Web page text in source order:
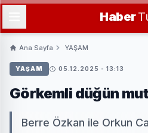
Haber
Ana Sayfa YAŞAM
YAŞAM 05.12.2025 - 13:13
Görkemli düğün
Berre Özkan ile Orkun